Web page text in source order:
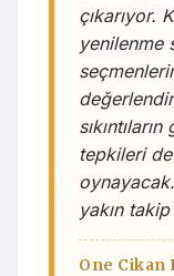
çıkarıyor.
yenilenme
tepkileri
yakın
One Cikan